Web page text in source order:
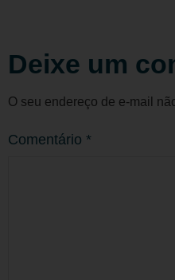
Deixe um
O seu endereço de e-mail
Comentário *